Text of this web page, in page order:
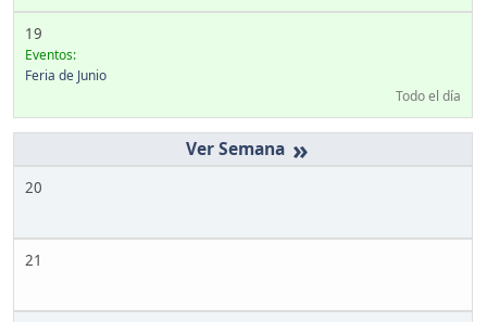
19
Eventos:
Feria de Junio
Todo el día
»
20
21